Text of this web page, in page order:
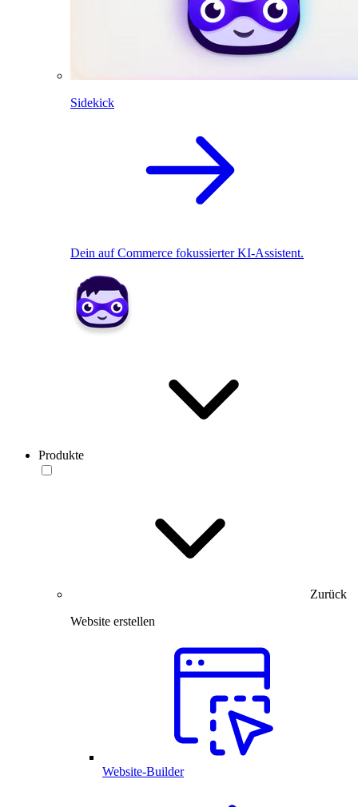
Sidekick
Dein auf Commerce fokussierter KI-Assistent.
Produkte
Zurück
Website erstellen
Website-Builder